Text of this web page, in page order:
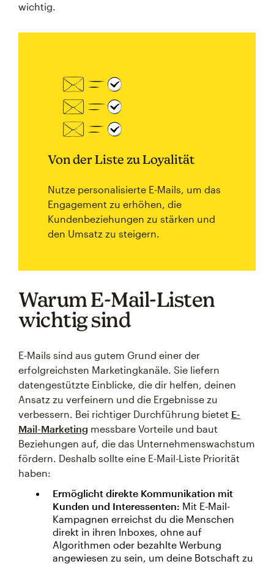
wichtig.
Von der Liste zu Loyalität
Nutze personalisierte E-Mails, um das
Engagement zu erhöhen, die
Kundenbeziehungen zu stärken und
den Umsatz zu steigern.
Warum E-Mail-Listen
wichtig sind
E-Mails sind aus gutem Grund einer der
erfolgreichsten Marketingkanäle. Sie liefern
datengestützte Einblicke, die dir helfen, deinen
Ansatz zu verfeinern und die Ergebnisse zu
verbessern. Bei richtiger Durchführung bietet E-
Mail-Marketing messbare Vorteile und baut
Beziehungen auf, die das Unternehmenswachstum
fördern. Deshalb sollte eine E-Mail-Liste Priorität
haben:
Ermöglicht direkte Kommunikation mit
Kunden und Interessenten: Mit E-Mail-
Kampagnen erreichst du die Menschen
direkt in ihren Inboxes, ohne auf
Algorithmen oder bezahlte Werbung
angewiesen zu sein, um deine Botschaft zu